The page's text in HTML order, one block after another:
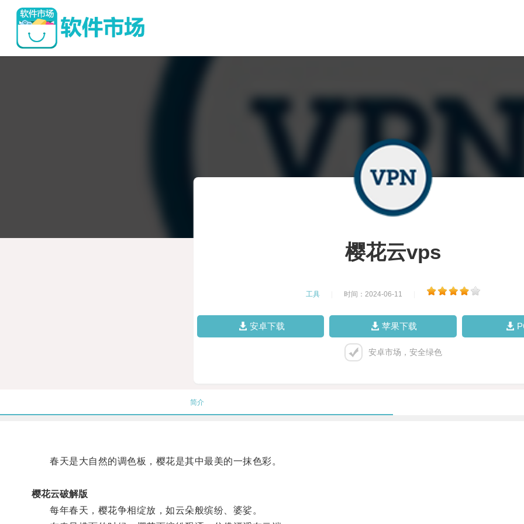
樱花云vps
工具 时间：2024-06-11
安卓下载 苹果下载
安卓市场，安全绿色
简介
春天是大自然的调色板，樱花是其中最美的一抹色彩。
樱花云破解版
每年春天，樱花争相绽放，如云朵般缤纷、婆娑。